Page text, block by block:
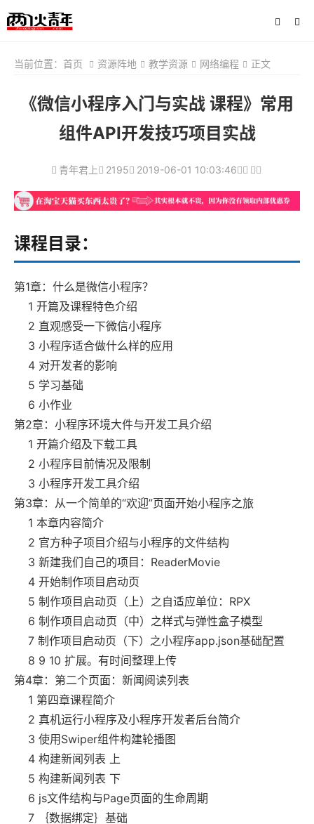
当前位置： 首页 资源阵地 教学资源 网络编程 正文
《微信小程序入门与实战 课程》常用
组件API开发技巧项目实战
青年君上 2195 2019-06-01 10:03:46
课程目录：
第1章：什么是微信小程序？
1 开篇及课程特色介绍
2 直观感受一下微信小程序
3 小程序适合做什么样的应用
4 对开发者的影响
5 学习基础
6 小作业
第2章：小程序环境大件与开发工具介绍
1 开篇介绍及下载工具
2 小程序目前情况及限制
3 小程序开发工具介绍
第3章：从一个简单的“欢迎”页面开始小程序之旅
1 本章内容简介
2 官方种子项目介绍与小程序的文件结构
3 新建我们自己的项目：ReaderMovie
4 开始制作项目启动页
5 制作项目启动页（上）之自适应单位：RPX
6 制作项目启动页（中）之样式与弹性盒子模型
7 制作项目启动页（下）之小程序app.json基础配置
8 9 10 扩展。有时间整理上传
第4章：第二个页面：新闻阅读列表
1 第四章课程简介
2 真机运行小程序及小程序开发者后台简介
3 使用Swiper组件构建轮播图
4 构建新闻列表 上
5 构建新闻列表 下
6 js文件结构与Page页面的生命周期
7 ｛数据绑定｝基础